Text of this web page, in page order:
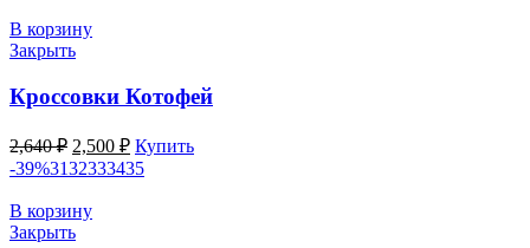
В корзину
Закрыть
Кроссовки Котофей
2,640₽ Первоначальная
цена
составляла
2,640 ₽.
2,500 ₽Текущая
цена:
Купить
-39%3132333435
В корзину
Закрыть